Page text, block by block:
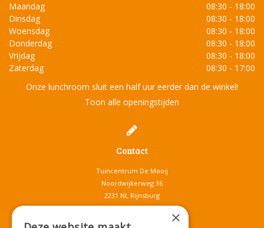
Maandag
08:30 - 18:00
Dinsdag
08:30 - 18:00
Woensdag
08:30 - 18:00
Donderdag
08:30 - 18:00
Vrijdag
08:30 - 18:00
Zaterdag
08:30 - 17:00
Onze lunchroom sluit een half uur eerder dan de winkel!
Toon alle openingstijden
Contact
Tuincentrum De Mooij
Noordwijkerweg 36
2231 NL Rijnsburg
T.071-4080959
info@tuincentrumdemooij.nl
×